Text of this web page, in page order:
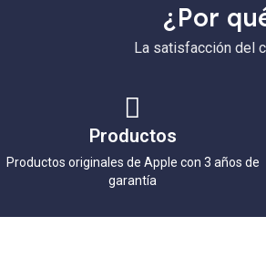
¿Por
La satisfacción del
Productos
Productos originales de Apple con 3 años de
garantía